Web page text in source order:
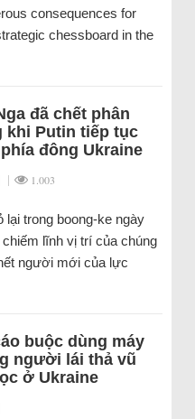
consequences for
chessboard in the
đã chết phân
khi Putin tiếp tục
đông Ukraine
| 1.003
lại trong boong-ke ngày
lĩnh vị trí của chúng
người mới của lực
buộc dùng máy
người lái thả vũ
ở Ukraine